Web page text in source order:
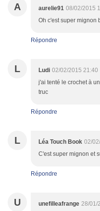
A aurelie91 08/02/2015
Oh c'est super mignon
Répondre
L Ludi 02/02/2015 21:40
j'ai tenté le crochet à
truc
Répondre
L Léa Touch Book 02/
C'est super mignon et
Répondre
U unefilleafrange 28/01/